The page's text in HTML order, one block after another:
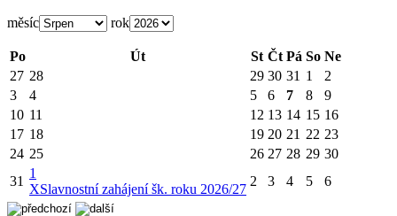
měsíc rok
Po Út St Čt Pá So Ne
27 28 29 30 31 1
2
3
4 5 6 7 8
9
10 11 12 13 14 15 16
17 18 19 20 21 22 23
24 25 26 27 28 29 30
31
1
XSlavnostní zahájení šk. roku 2026/27
2 3 4 5 6